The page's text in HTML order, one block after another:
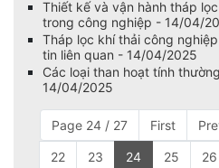
Thiết kế và vận hành tháp
trong công nghiệp - 14/04/
Tháp lọc khí thải công
tin liên quan - 14/04/2025
Các loại than hoạt tính
14/04/2025
Page 24 / 27 First
22 23 24 25 26